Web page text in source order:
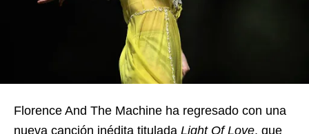
Florence And The Machine ha regresado con una
nueva canción inédita titulada Light Of Love, que